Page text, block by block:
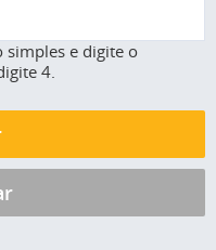
simples e digite o
4.